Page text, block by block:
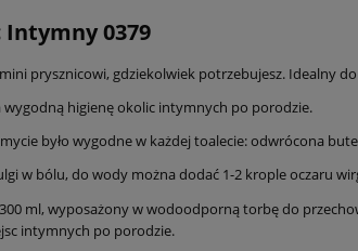
0379
prysznicowi, gdziekolwiek potrzebujesz. Idealny
higienę okolic intymnych po porodzie.
było wygodne w każdej toalecie: odwrócona
w bólu, do wody można dodać 1-2 krople oczaru
ml, wyposażony w wodoodporną torbę do
intymnych po porodzie.